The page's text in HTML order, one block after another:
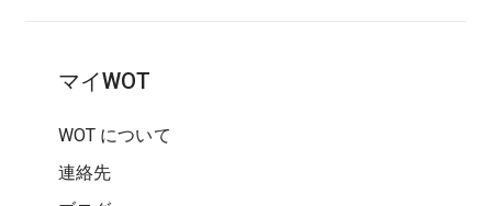
マイWOT
WOT について
連絡先